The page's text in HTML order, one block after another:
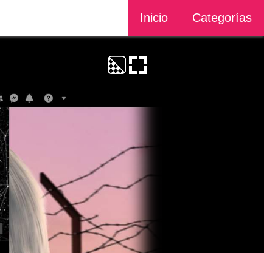
Inicio Categorías